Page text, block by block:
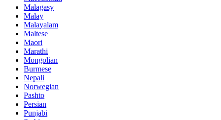
Malagasy
Malay
Malayalam
Maltese
Maori
Marathi
Mongolian
Burmese
Nepali
Norwegian
Pashto
Persian
Punjabi